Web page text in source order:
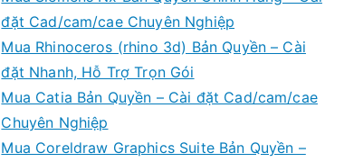
đặt Cad/cam/cae Chuyên Nghiệp
Mua Rhinoceros (rhino 3d) Bản Quyền – Cài
đặt Nhanh, Hỗ Trợ Trọn Gói
Mua Catia Bản Quyền – Cài đặt Cad/cam/cae
Chuyên Nghiệp
Mua Coreldraw Graphics Suite Bản Quyền –